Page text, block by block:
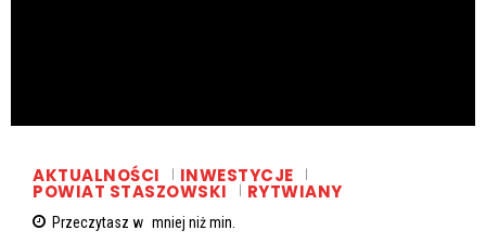
AKTUALNOŚCI INWESTYCJE
POWIAT STASZOWSKI RYTWIANY
Przeczytasz w mniej niżmin.